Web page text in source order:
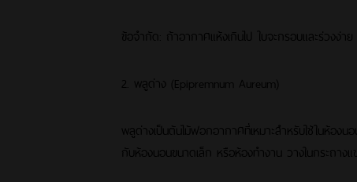
ข้อจำกัด: ถ้าอากาศแห้งเกินไป ใบจะกรอบและร่วงง่าย
2. พลูด่าง (Epipremnum Aureum)
พลูด่างเป็นต้นไม้ฟอกอากาศที่เหมาะสำหรับใช้ในห้อง
กับห้องนอนขนาดเล็ก หรือห้องทำงาน วางในกระถางแ